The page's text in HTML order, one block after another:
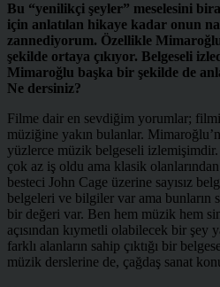
Bu “yenilikçi şeyler” meselesini
için anlatılan hikaye kadar onun
zannediyorum. Özellikle
şekilde ortaya çıkıyor. Belgeseli
Mimaroğlu başka bir şekilde de
Ne dersiniz?
Filme dair en sevdiğim yorumlar;
müziğine yakın bulanlar.
yüzlerce müzik belgeseli
çok az iş oldu ama klasik
besteci John Cage üzerine sayısız
belgeleri ve bilgiler var ama bunların
bir değeri var. Ben hem müzik hem
açısından kıymetli olabilecek bir şey
farklı alanların sahip çıktığı bir
müzik derslerine de, çağdaş sanat